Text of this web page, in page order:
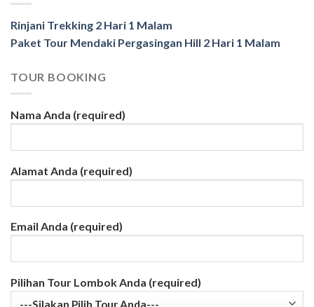
Rinjani Trekking 2 Hari 1 Malam
Paket Tour Mendaki Pergasingan Hill 2 Hari 1 Malam
TOUR BOOKING
Nama Anda (required)
Alamat Anda (required)
Email Anda (required)
Pilihan Tour Lombok Anda (required)